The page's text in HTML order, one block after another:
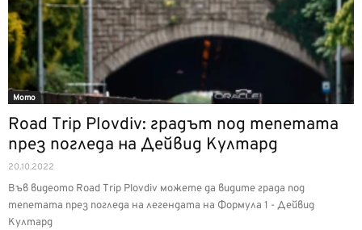
Мото
Road Trip Plovdiv: градът под тепетата
през погледа на Дейвид Култард
20.10.2022
Във видеото Road Trip Plovdiv можете да видите града под
тепетата през погледа на легендата на Формула 1 - Дейвид
Култард